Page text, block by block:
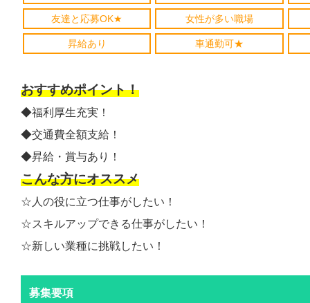
友達と応募OK★ 女性が多い職場
昇給あり 車通勤可★
おすすめポイント！
◆福利厚生充実！
◆交通費全額支給！
◆昇給・賞与あり！
こんな方にオススメ
☆人の役に立つ仕事がしたい！
☆スキルアップできる仕事がしたい！
☆新しい業種に挑戦したい！
募集要項